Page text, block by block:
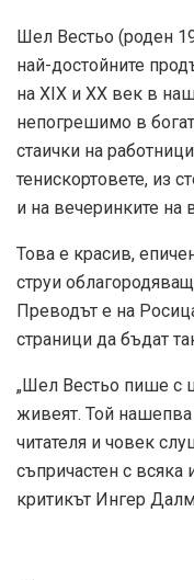
Шел Вестьо (роден
най-достойните
на XIX и XX век в
непогрешимо в
стаички на
тенискортовете, из
и на вечеринките на
Това е красив,
струи
Преводът е на
страници да бъдат
„Шел Вестьо пише с
живеят. Той нашепва
читателя и човек
съпричастен с
критикът Ингер